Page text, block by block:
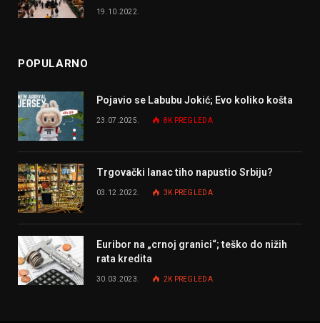
19.10.2022.
POPULARNO
Pojavio se Labubu Jokić; Evo koliko košta
23.07.2025. 8K PREGLEDA
Trgovački lanac tiho napustio Srbiju?
03.12.2022. 3K PREGLEDA
Euribor na „crnoj granici“; teško do nižih
rata kredita
30.03.2023. 2K PREGLEDA